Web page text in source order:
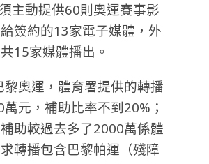
主動提供60則奧運賽事影
簽約的13家電子媒體，外
15家媒體播出。
奧運，體育署提供的轉播
元，補助比率不到20% ；
助較過去多了2000萬係體
轉播包含巴黎帕運（殘障